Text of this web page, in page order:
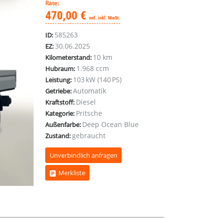
Rate:
470,00 € mtl. inkl. MwSt.
ID: 585263
EZ:30.06.2025
Kilometerstand: 10 km
Hubraum: 1.968 ccm
Leistung: 103 kW (140 PS)
Getriebe:Automatik
Kraftstoff: Diesel
Kategorie: Pritsche
Außenfarbe: Deep Ocean Blue
Zustand:gebraucht
Unverbindlich anfragen
Merkliste